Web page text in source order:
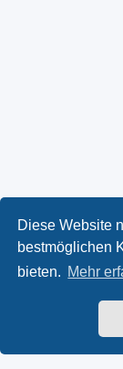
Diese Website
bestmöglichen
bieten. Mehr